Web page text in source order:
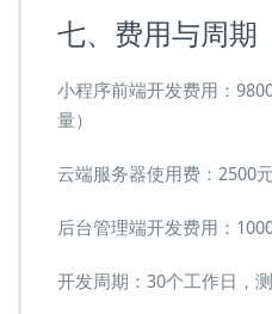
七、费用与周期
小程序前端开发费用：
量）
云端服务器使用费：2500
后台管理端开发费用：
开发周期：30个工作日，